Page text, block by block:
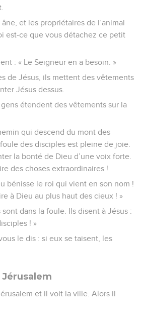
et les propriétaires de l’animal
est-ce que vous détachez ce petit
: « Le Seigneur en a besoin. »
de Jésus, ils mettent des vêtements
Jésus dessus.
étendent des vêtements sur la
qui descend du mont des
des disciples est pleine de joie.
la bonté de Dieu d’une voix forte.
des choses extraordinaires !
bénisse le roi qui vient en son nom !
à Dieu au plus haut des cieux ! »
dans la foule. Ils disent à Jésus :
! »
le dis : si eux se taisent, les
et il voit la ville. Alors il